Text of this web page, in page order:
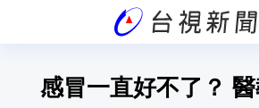
感冒一直好不了？